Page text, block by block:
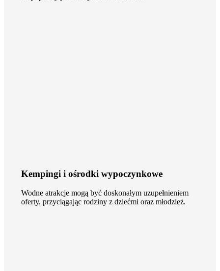
Kempingi i ośrodki wypoczynkowe
Wodne atrakcje mogą być doskonałym uzupełnieniem
oferty, przyciągając rodziny z dziećmi oraz młodzież.